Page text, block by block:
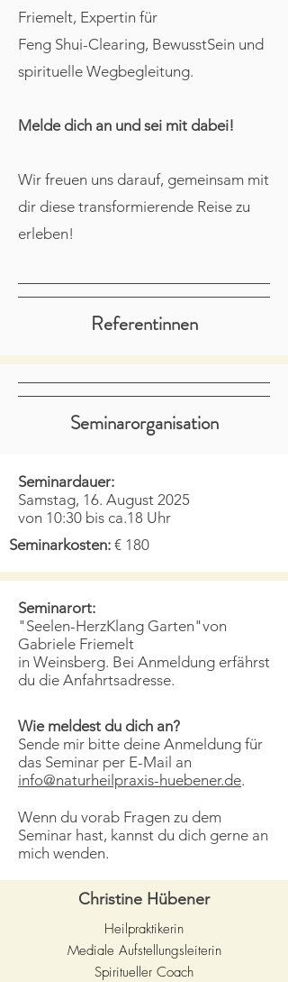
Friemelt, Expertin für
Feng Shui-Clearing, BewusstSein und
spirituelle Wegbegleitung.
Melde dich an und sei mit dabei!
Wir freuen uns darauf, gemeinsam mit
dir diese transformierende Reise zu
erleben!
Referentinnen
Seminarorganisation
Seminardauer:
Samstag, 16. August 2025
von 10:30 bis ca.18 Uhr
Seminarkosten: € 180
Seminarort:
"Seelen-HerzKlang Garten"von
Gabriele Friemelt
in Weinsberg. Bei Anmeldung erfährst
du die Anfahrtsadresse.
Wie meldest du dich an?
Sende mir bitte deine Anmeldung für
das Seminar per E-Mail an
info@naturheilpraxis-huebener.de.
Wenn du vorab Fragen zu dem
Seminar hast, kannst du dich gerne an
mich wenden.
Christine Hübener
Heilpraktikerin
Mediale Aufstellungsleiterin
Spiritueller Coach